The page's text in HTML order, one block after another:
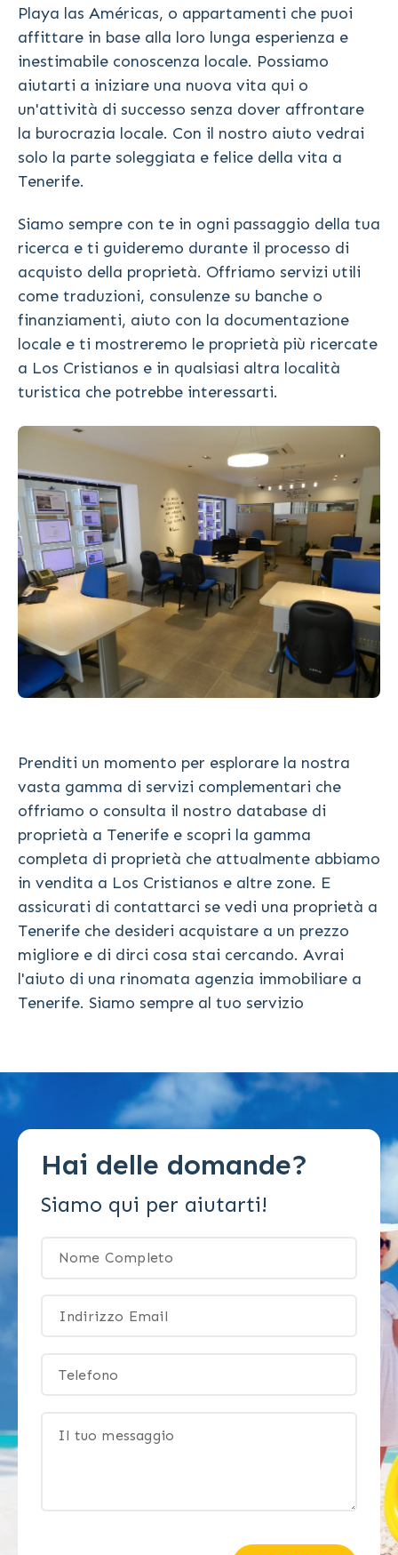
Playa las Américas, o appartamenti che puoi
affittare in base alla loro lunga esperienza e
inestimabile conoscenza locale. Possiamo
aiutarti a iniziare una nuova vita qui o
un'attività di successo senza dover affrontare
la burocrazia locale. Con il nostro aiuto vedrai
solo la parte soleggiata e felice della vita a
Tenerife.
Siamo sempre con te in ogni passaggio della tua
ricerca e ti guideremo durante il processo di
acquisto della proprietà. Offriamo servizi utili
come traduzioni, consulenze su banche o
finanziamenti, aiuto con la documentazione
locale e ti mostreremo le proprietà più ricercate
a Los Cristianos e in qualsiasi altra località
turistica che potrebbe interessarti.
Prenditi un momento per esplorare la nostra
vasta gamma di servizi complementari che
offriamo o consulta il nostro database di
proprietà a Tenerife e scopri la gamma
completa di proprietà che attualmente abbiamo
in vendita a Los Cristianos e altre zone. E
assicurati di contattarci se vedi una proprietà a
Tenerife che desideri acquistare a un prezzo
migliore e di dirci cosa stai cercando. Avrai
l'aiuto di una rinomata agenzia immobiliare a
Tenerife. Siamo sempre al tuo servizio
Hai delle domande?
Siamo qui per aiutarti!